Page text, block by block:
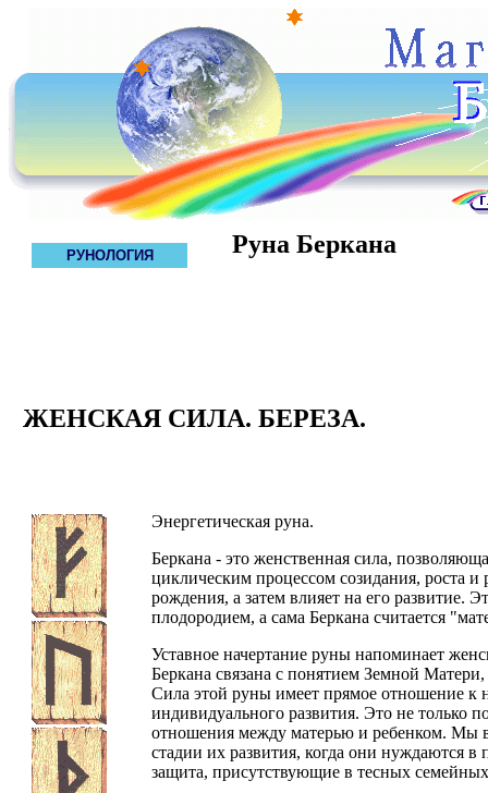
РУНОЛОГИЯ Руна Беркана
ЖЕНСКАЯ СИЛА. БЕРЕЗА.
Энергетическая руна.
Беркана - это женственная сила,
циклическим процессом созидания, роста
рождения, а затем влияет на его развитие.
плодородием, а сама Беркана считается
Уставное начертание руны напоминает
Беркана связана с понятием Земной
Сила этой руны имеет прямое отношение к
индивидуального развития. Это не только
отношения между матерью и ребенком. Мы
стадии их развития, когда они нуждаются
защита, присутствующие в тесных